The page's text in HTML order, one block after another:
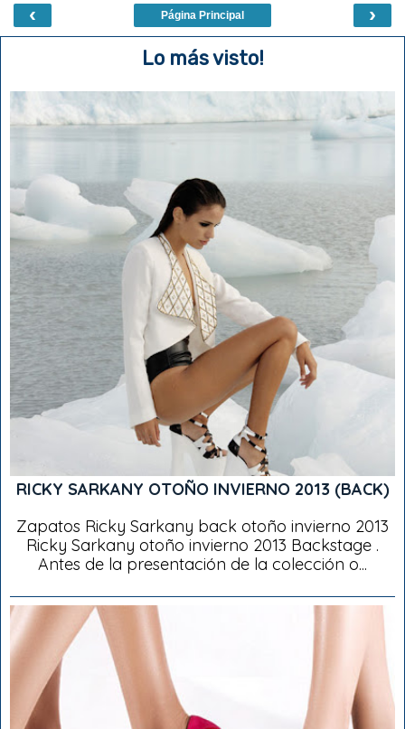
‹ ›
Página Principal
Lo más visto!
RICKY SARKANY OTOÑO INVIERNO 2013 (BACK)
Zapatos Ricky Sarkany back otoño invierno 2013
Ricky Sarkany otoño invierno 2013 Backstage .
Antes de la presentación de la colección o...